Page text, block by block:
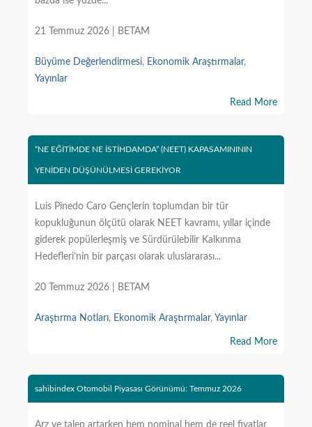
21 Temmuz 2026 | BETAM
Büyüme Değerlendirmesi, Ekonomik Araştırmalar,
Yayınlar
Read More
“NE EĞİTİMDE NE İSTİHDAMDA” (NEET) KAPASAMINININ
YENİDEN DÜŞÜNÜLMESİ GEREKİYOR
Luis Pinedo Caro Gençlerin toplumdan bir tür
kopukluğunun ölçütü olarak NEET kavramı, yıllar içinde
giderek popülerleşmiş ve Sürdürülebilir Kalkınma
Hedefleri’nin bir parçası olarak uluslararası...
20 Temmuz 2026 | BETAM
Araştırma Notları, Ekonomik Araştırmalar, Yayınlar
Read More
sahibindex Otomobil Piyasası Görünümü: Temmuz 2026